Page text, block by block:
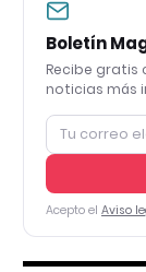
Boletín
Recibe gratis
noticias más
Acepto el Aviso